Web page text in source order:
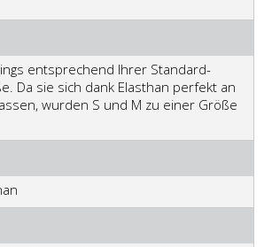
entsprechend Ihrer Standard-
Da sie sich dank Elasthan perfekt an
wurden S und M zu einer Größe